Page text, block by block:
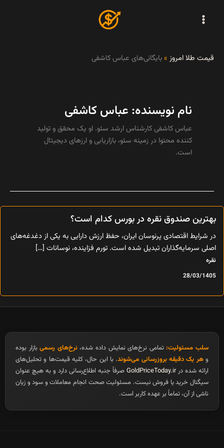
قیمت طلا امروز »بایگانی‌های عباس کاشفی
نام نویسنده: عباس کاشفی
عباس کاشفی کارشناس ارشد سئو. او یک محقق و تولید
کننده محتوا در زمینه سئو، بازاریابی و ارزهای دیجیتال
است.
بهترین صندوق نقره در بورس کدام است؟
در شرایط اقتصادی پرنوسان ایران، حفظ ارزش دارایی به یکی از دغدغه‌های
اصلی سرمایه‌گذاران تبدیل شده است. تورم فزاینده، نوسانات […]
نقره
28/03/1405
سلب مسئولیت: تمامی نرخ‌های نمایش داده شده،نرخ‌های رسمیبازار بوده
وهر یک دقیقه بروزرسانی می‌شوند. با این حال، کلیه قیمت‌ها و تحلیل‌های
ارائه شده درGoldPriceToday.ir صرفاً جنبه اطلاع‌رسانی دارد و به هیچ عنوان
سیگنال خرید یا فروش نیست. مسئولیت صحت انجام معاملات و سود و زیان
ناشی از آن، تماماً بر عهده کاربر است.